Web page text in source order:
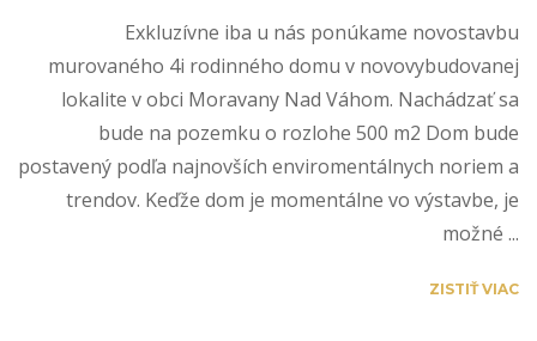
Exkluzívne iba u nás ponúkame novostavbu
murovaného 4i rodinného domu v novovybudovanej
lokalite v obci Moravany Nad Váhom. Nachádzať sa
bude na pozemku o rozlohe 500 m2 Dom bude
postavený podľa najnovších enviromentálnych noriem a
trendov. Keďže dom je momentálne vo výstavbe, je
možné ...
ZISTIŤ VIAC